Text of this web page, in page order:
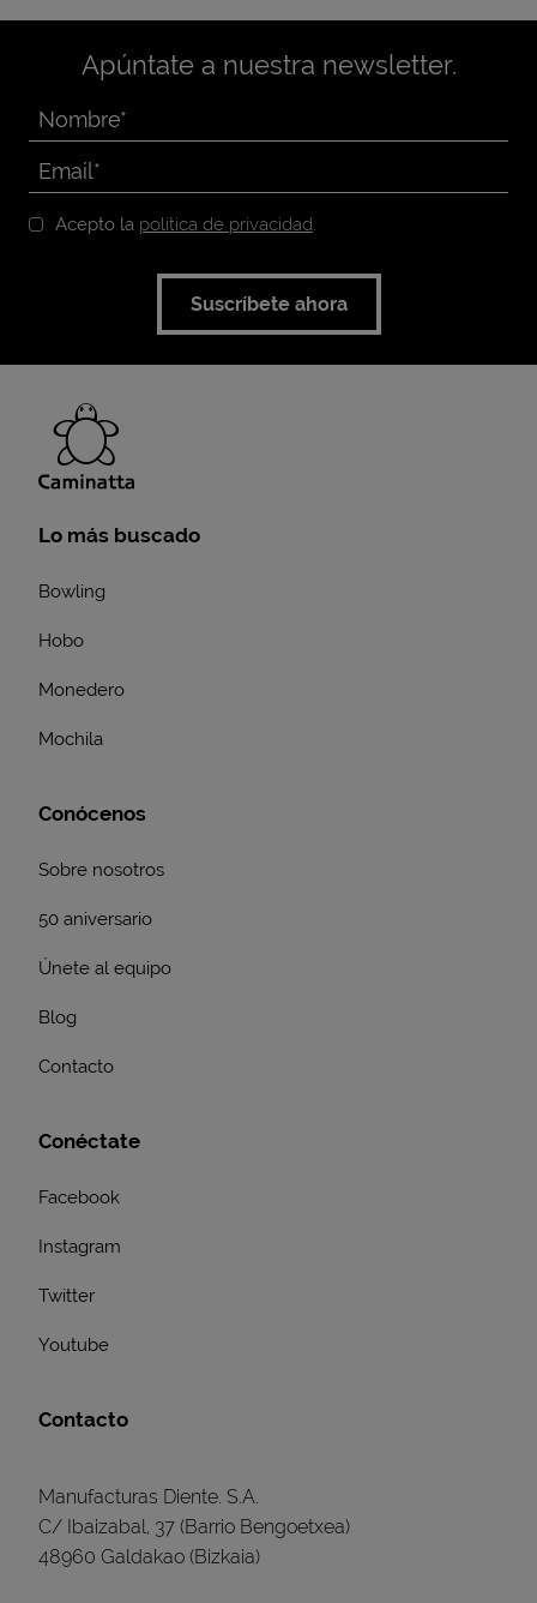
Apúntate a nuestra newsletter.
Acepto la política de privacidad.
Suscríbete ahora
Lo más buscado
Bowling
Hobo
Monedero
Mochila
Conócenos
Sobre nosotros
50 aniversario
Únete al equipo
Blog
Contacto
Conéctate
Facebook
Instagram
Twitter
Youtube
Contacto
Manufacturas Diente. S.A.
C/ Ibaizabal, 37 (Barrio Bengoetxea)
48960 Galdakao (Bizkaia)